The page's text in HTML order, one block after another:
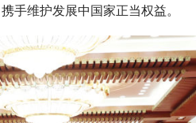
手维护发展中国家正当权益。